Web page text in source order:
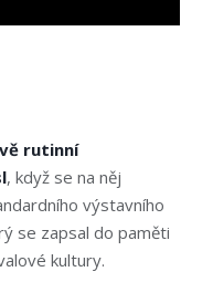
rutinní
, když se na něj
výstavního
se zapsal do paměti
kultury.